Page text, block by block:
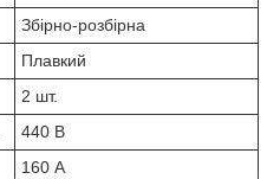
Збірно-розбірна
Плавкий
2 шт.
440 В
160 А